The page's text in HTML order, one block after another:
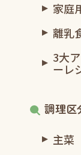
家庭
離乳
3大
ーレ
調理区
主菜